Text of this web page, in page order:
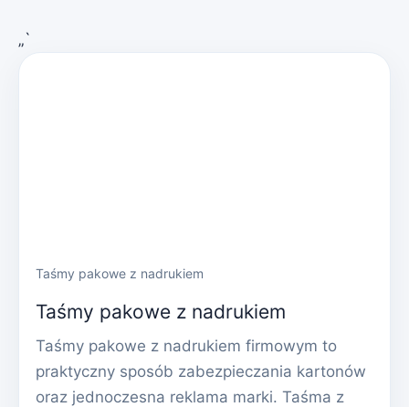
„`
Taśmy pakowe z nadrukiem
Taśmy pakowe z nadrukiem
Taśmy pakowe z nadrukiem firmowym to
praktyczny sposób zabezpieczania kartonów
oraz jednoczesna reklama marki. Taśma z